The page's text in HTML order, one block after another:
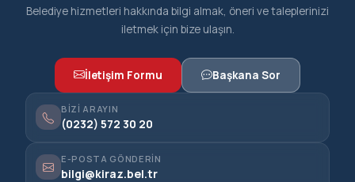
Belediye hizmetleri hakkında bilgi almak, öneri ve taleplerinizi
iletmek için bize ulaşın.
İletişim Formu Başkana Sor
BIZI ARAYIN
(0232) 572 30 20
E-POSTA GÖNDERIN
bilgi@kiraz.bel.tr